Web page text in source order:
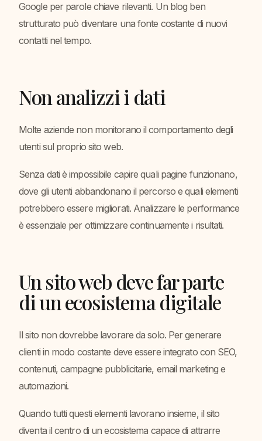
Google per parole chiave rilevanti. Un blog ben
strutturato può diventare una fonte costante di nuovi
contatti nel tempo.
Non analizzi i dati
Molte aziende non monitorano il comportamento degli
utenti sul proprio sito web.
Senza dati è impossibile capire quali pagine funzionano,
dove gli utenti abbandonano il percorso e quali elementi
potrebbero essere migliorati. Analizzare le performance
è essenziale per ottimizzare continuamente i risultati.
Un sito web deve far parte
di un ecosistema digitale
Il sito non dovrebbe lavorare da solo. Per generare
clienti in modo costante deve essere integrato con SEO,
contenuti, campagne pubblicitarie, email marketing e
automazioni.
Quando tutti questi elementi lavorano insieme, il sito
diventa il centro di un ecosistema capace di attrarre